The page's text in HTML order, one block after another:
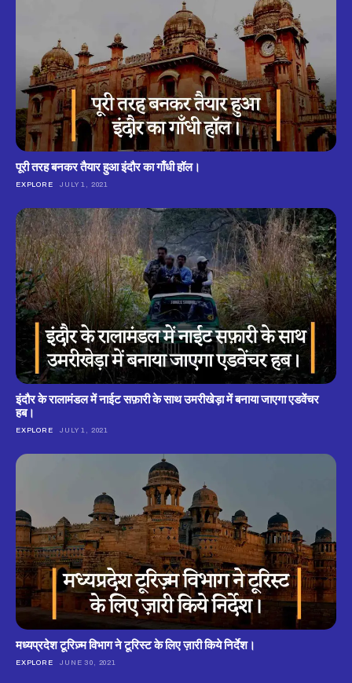
पूरी तरह बनकर तैयार हुआ इंदौर का गाँधी हॉल।
EXPLORE JULY 1, 2021
इंदौर के रालामंडल में नाईट सफ़ारी के साथ उमरीखेड़ा में बनाया जाएगा एडवेंचर
हब।
EXPLORE JULY 1, 2021
मध्यप्रदेश टूरिज़्म विभाग ने टूरिस्ट के लिए ज़ारी किये निर्देश।
EXPLORE JUNE 30, 2021